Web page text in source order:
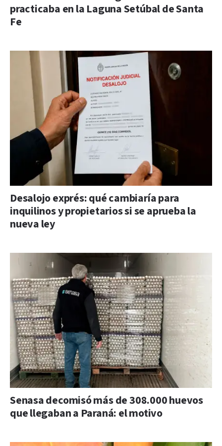
practicaba en la Laguna Setúbal de Santa
Fe
Desalojo exprés: qué cambiaría para
inquilinos y propietarios si se aprueba la
nueva ley
Senasa decomisó más de 308.000 huevos
que llegaban a Paraná: el motivo